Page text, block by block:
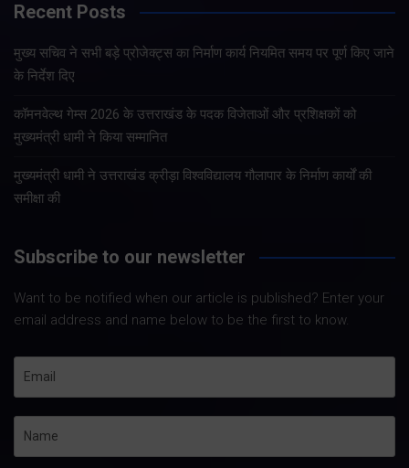
Recent Posts
मुख्य सचिव ने सभी बड़े प्रोजेक्ट्स का निर्माण कार्य नियमित समय पर पूर्ण किए जाने
के निर्देश दिए
कॉमनवेल्थ गेम्स 2026 के उत्तराखंड के पदक विजेताओं और प्रशिक्षकों को
मुख्यमंत्री धामी ने किया सम्मानित
मुख्यमंत्री धामी ने उत्तराखंड क्रीड़ा विश्वविद्यालय गौलापार के निर्माण कार्यों की
समीक्षा की
Subscribe to our newsletter
Want to be notified when our article is published? Enter your
email address and name below to be the first to know.